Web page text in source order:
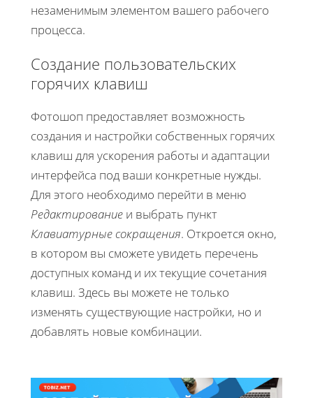
незаменимым элементом вашего рабочего
процесса.
Создание пользовательских
горячих клавиш
Фотошоп предоставляет возможность
создания и настройки собственных горячих
клавиш для ускорения работы и адаптации
интерфейса под ваши конкретные нужды.
Для этого необходимо перейти в меню
Редактирование и выбрать пункт
Клавиатурные сокращения. Откроется окно,
в котором вы сможете увидеть перечень
доступных команд и их текущие сочетания
клавиш. Здесь вы можете не только
изменять существующие настройки, но и
добавлять новые комбинации.